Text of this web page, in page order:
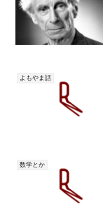
よもやま話
数学とか